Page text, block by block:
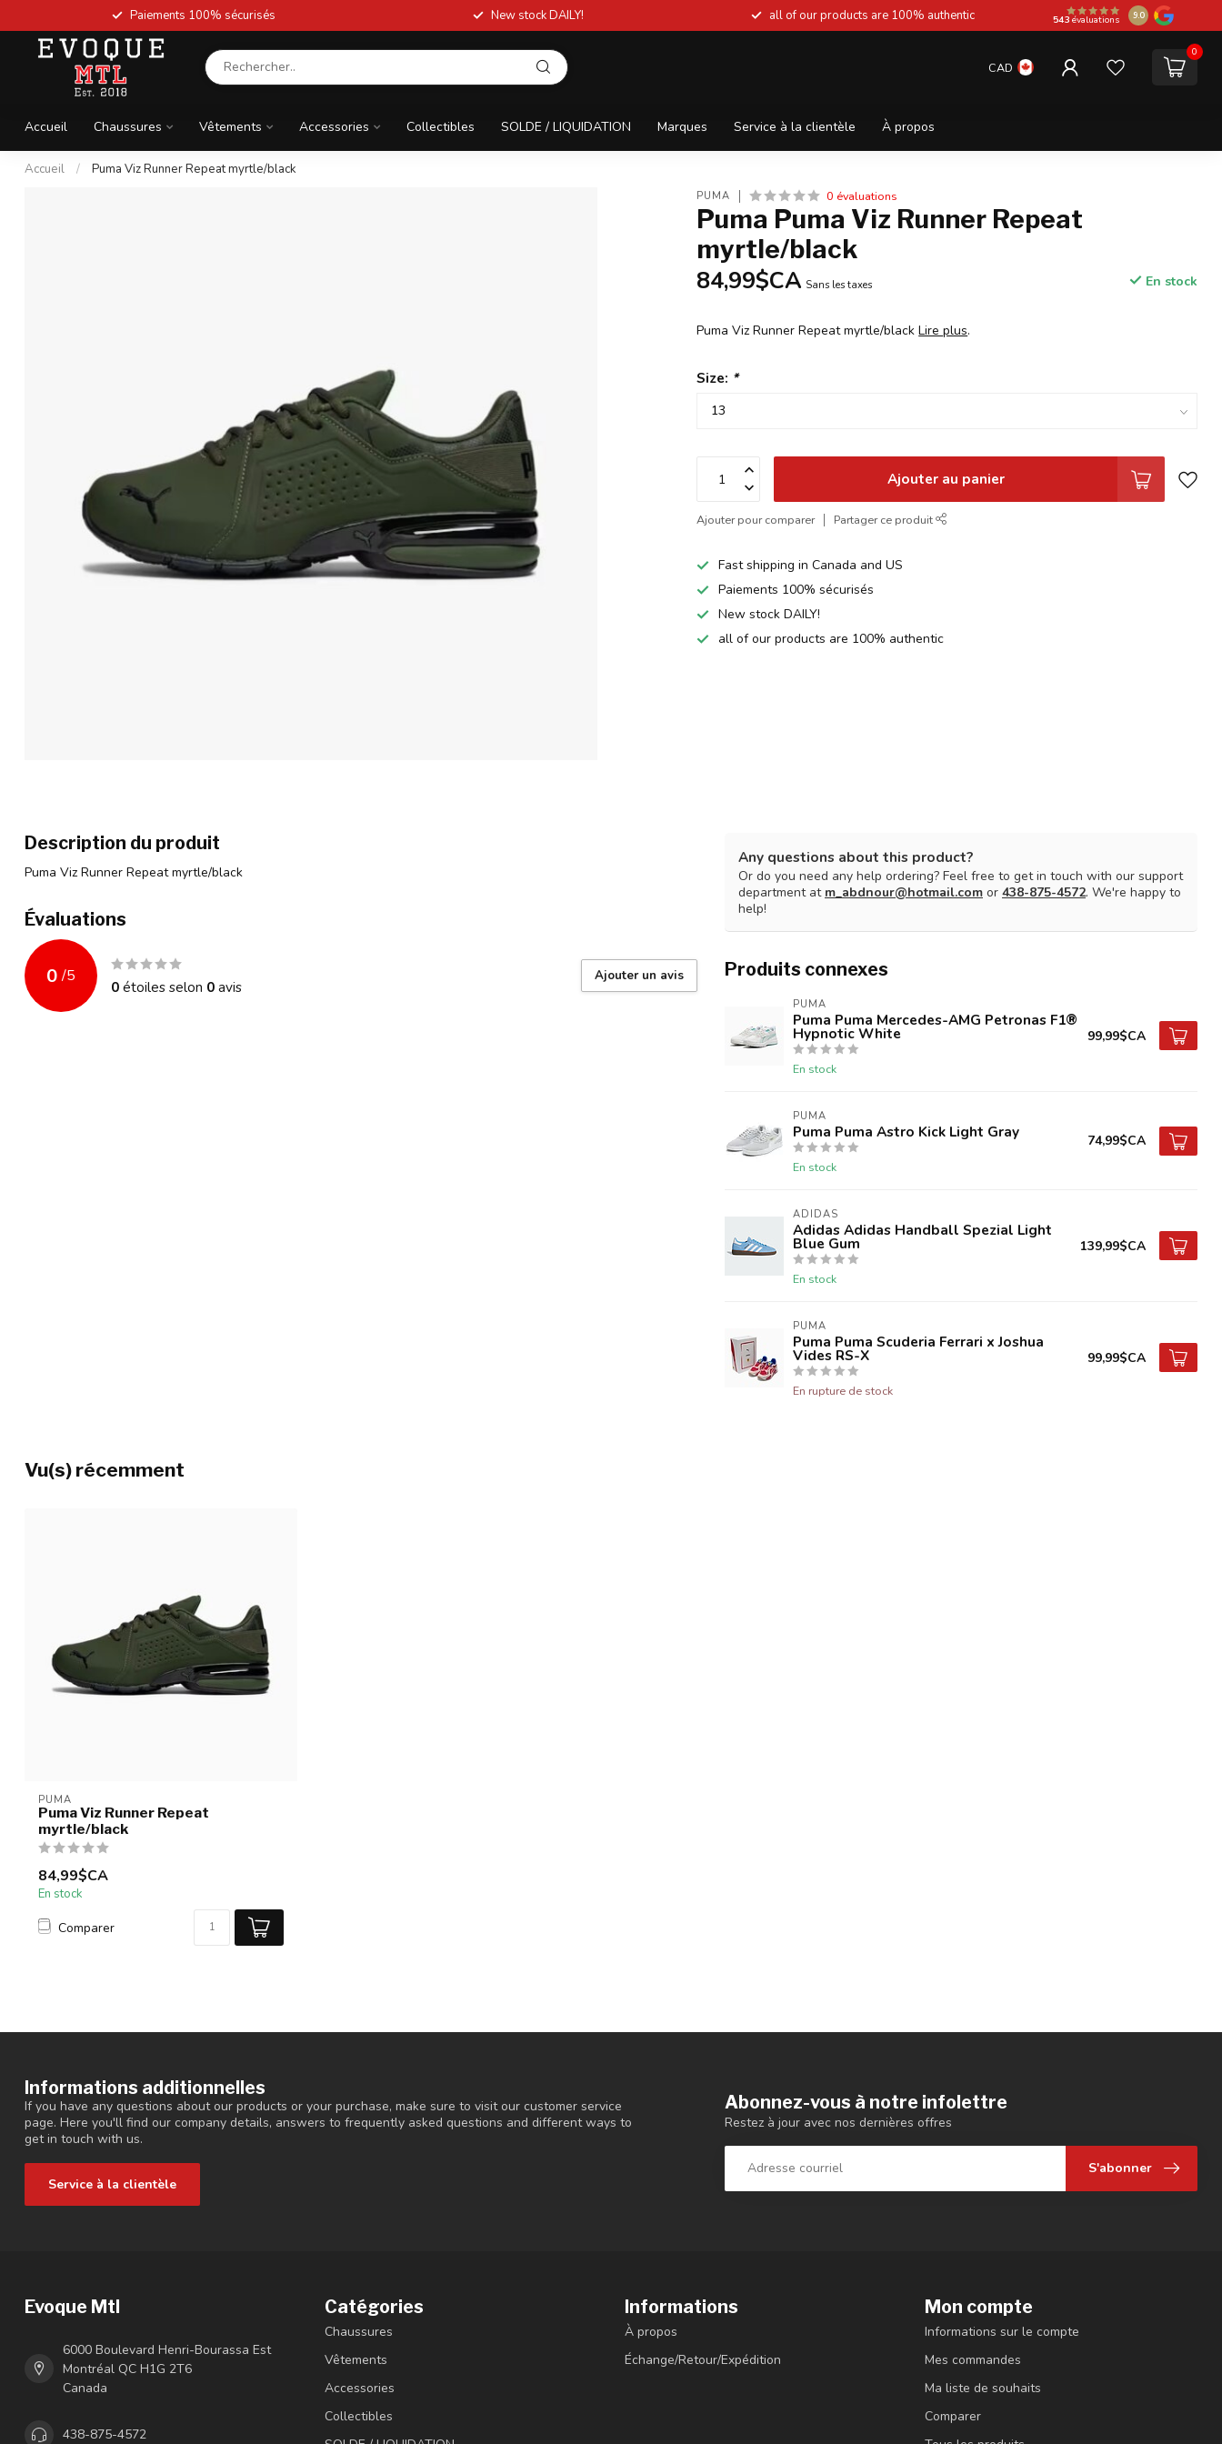
Paiements 100% sécurisés New stock DAILY! all of our products are 100% authentic 543 évaluations 9.0
CAD
0
Accueil Chaussures Vêtements Accessories Collectibles SOLDE / LIQUIDATION Marques Service à la clientèle À propos
Accueil / Puma Viz Runner Repeat myrtle/black
PUMA 0 évaluations
Puma Puma Viz Runner Repeat
myrtle/black
84,99$CA Sans les taxes En stock
Puma Viz Runner Repeat myrtle/blackLire plus.
Size: *
Ajouter au panier
Ajouter pour comparer Partager ce produit
Fast shipping in Canada and US
Paiements 100% sécurisés
New stock DAILY!
all of our products are 100% authentic
Description du produit
Puma Viz Runner Repeat myrtle/black
Évaluations
0 /5
0étoiles selon 0avis
Ajouter un avis
Any questions about this product?
Or do you need any help ordering? Feel free to get in touch with our support
department at m_abdnour@hotmail.com or 438-875-4572. We're happy to
help!
Produits connexes
PUMA
Puma Puma Mercedes-AMG Petronas F1®
Hypnotic White
En stock
99,99$CA
PUMA
Puma Puma Astro Kick Light Gray
En stock
74,99$CA
ADIDAS
Adidas Adidas Handball Spezial Light
Blue Gum
En stock
139,99$CA
PUMA
Puma Puma Scuderia Ferrari x Joshua
Vides RS-X
En rupture de stock
99,99$CA
Vu(s) récemment
PUMA
Puma Viz Runner Repeat
myrtle/black
84,99$CA
En stock
Comparer
Informations additionnelles
If you have any questions about our products or your purchase, make sure to visit our customer service
page. Here you'll find our company details, answers to frequently asked questions and different ways to
get in touch with us.
Service à la clientèle
Abonnez-vous à notre infolettre
Restez à jour avec nos dernières offres
S'abonner
Evoque Mtl
6000 Boulevard Henri-Bourassa Est
Montréal QC H1G 2T6
Canada
438-875-4572
Catégories
Chaussures
Vêtements
Accessories
Collectibles
Informations
À propos
Échange/Retour/Expédition
Mon compte
Informations sur le compte
Mes commandes
Ma liste de souhaits
Comparer